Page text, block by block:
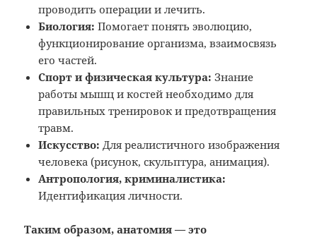
проводить операции и лечить.
Биология: Помогает понять эволюцию,
функционирование организма, взаимосвязь
его частей.
Спорт и физическая культура: Знание
работы мышц и костей необходимо для
правильных тренировок и предотвращения
травм.
Искусство: Для реалистичного изображения
человека (рисунок, скульптура, анимация).
Антропология, криминалистика:
Идентификация личности.
Таким образом, анатомия — это